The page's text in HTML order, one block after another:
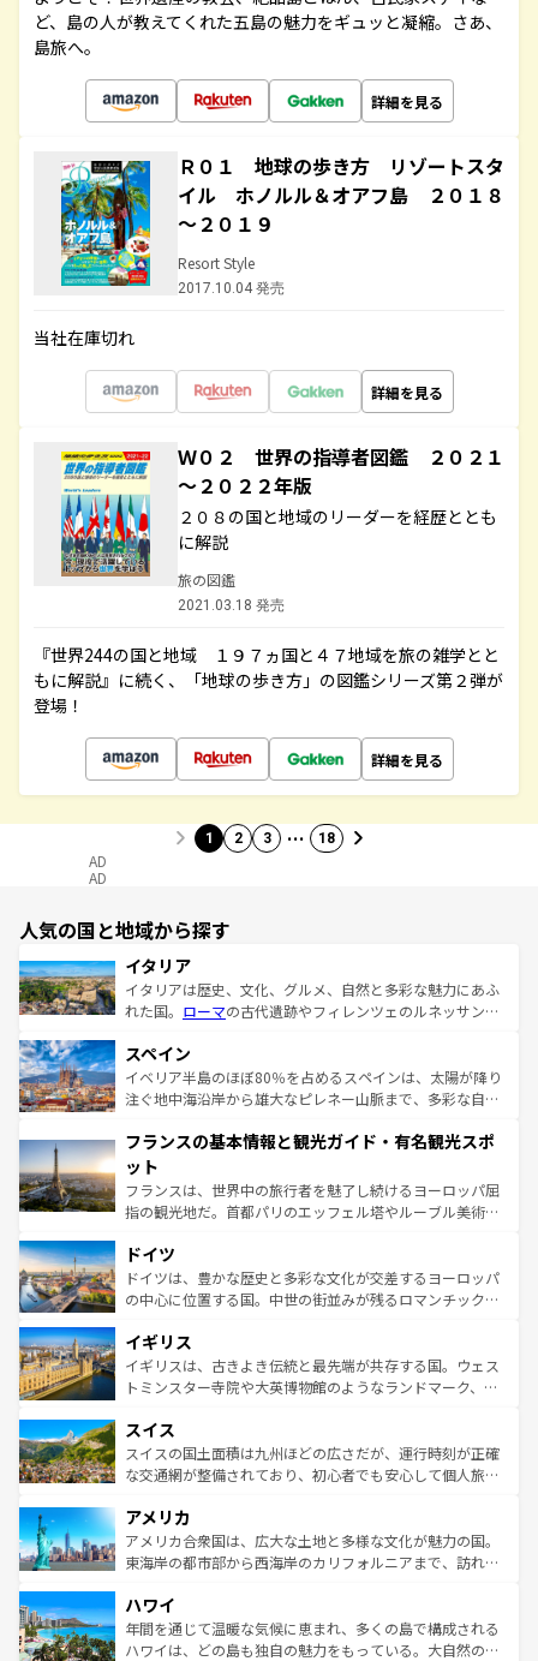
ど、島の人が教えてくれた五島の魅力をギュッと凝縮。さあ、
島旅へ。
詳細を見る
Ｒ０１ 地球の歩き方 リゾートスタ
イル ホノルル＆オアフ島 ２０１８
～２０１９
Resort Style
2017.10.04 発売
当社在庫切れ
詳細を見る
Ｗ０２ 世界の指導者図鑑 ２０２１
～２０２２年版
２０８の国と地域のリーダーを経歴ととも
に解説
旅の図鑑
2021.03.18 発売
『世界244の国と地域 １９７ヵ国と４７地域を旅の雑学とと
もに解説』に続く、「地球の歩き方」の図鑑シリーズ第２弾が
登場！
詳細を見る
1 2 3 … 18
AD
AD
人気の国と地域から探す
イタリア
イタリアは歴史、文化、グルメ、自然と多彩な魅力にあふ
れた国。 ローマの古代遺跡やフィレンツェのルネッサンス
ろん、トスカーナの美しい田園風景やアマルフィ海岸の絶
景など、自然景観も見逃せない。観光の合間には、本場の
ピザやパスタなど、絶品のイタリア料理を堪能することも
ませてくれるイタリアで、忘れられない旅をしてみよう！
なお、新着のイタリア情報は
しい。
スペイン
イベリア半島のほぼ80％を占めるスペインは、太陽が降り
注ぐ地中海沿岸から雄大なピレネー山脈まで、多彩な自然
文化が根付くこの国では、情熱的なフラメンコ、熱気あふ
れる闘牛、そして美味しいタパスが生活の一部となってい
る。首都マドリードの洗練された雰囲気や、バルセロナの
アートに溢れた街角から、地方では古代ローマ遺跡や中世
せる。地方によって風土や気候が異なるスペインはその個
性で訪れる人を魅了する。 なお、新着のスペイン情報は コ
ンテンツ一覧を参照してほしい。
フランスの基本情報と観光ガイド・有名観光スポ
ット
フランスは、世界中の旅行者を魅了し続けるヨーロッパ屈
指の観光地だ。首都パリのエッフェル塔やルーブル美術館
で、幅広い魅力が詰まっている。華麗な宮殿、歴史的な大
聖堂、美しいビーチ、そして豊かな自然が、訪れる者を心
から魅了する。また、フランスは美食の国としても知ら
いる。シャンパンの発祥地であるランス、プロヴァンスの
香り高いラベンダー畑など、多彩な楽しみ方が可能だ。さ
らに、パリ以外の地域にも魅力が溢れており、どの街角に
れる地方に足を運ぶとそれぞれで全く異なる文化を体験で
きるだろう。 なお、新着のフランス情報はコンテンツ一覧
を参照してほしい。
ドイツ
ドイツは、豊かな歴史と多彩な文化が交差するヨーロッパ
の中心に位置する国。中世の街並みが残るロマンチック街
顔を持つこの国は、どこを歩いても飽きることがない。ベ
ルリンの文化的活気、バイエルン州のアルプスの絶景、そ
してライン川沿いのワイン畑といった風景は必見。ビール
は、お酒好きな人にはぜひ体験してほしい。 なお、新着の
ドイツ情報はコンテンツ一覧を参照してほしい。
イギリス
イギリスは、古きよき伝統と最先端が共存する国。ウェス
トミンスター寺院や大英博物館のようなランドマーク、歴
リアごとに異なる魅力がある。また、優雅なアフタヌーン
ティー、ビール好きにはたまらない英国パブ、サッカー観
戦など、本場だからこそできる体験も豊富。イギリスを旅
ンツ一覧を参照してほしい。
スイス
スイスの国土面積は九州ほどの広さだが、運行時刻が正確
な交通網が整備されており、初心者でも安心して個人旅行
の建物がそのまま残る町や、スイスならではのユニークな
博物館もあり、アルプス観光だけでなく町歩きも満喫する
ことができる。国民の所得が高いため物価も高いが、旅行
ば市内交通費無料で観光を楽しむこともできる。 なお、新
着のスイス情報はコンテンツ一覧 を参照してほしい。
アメリカ
アメリカ合衆国は、広大な土地と多様な文化が魅力の国。
東海岸の都市部から西海岸のカリフォルニアまで、訪れる
のような巨大都市は、観光、ショッピング、エンターテイ
ンメントが詰まった刺激的なスポットだ。一方、アメリカ
西部には大自然が広がり、グランドキャニオンやイエロー
ハワイ
年間を通じて温暖な気候に恵まれ、多くの島で構成される
ハワイは、どの島も独自の魅力をもっている。大自然の神